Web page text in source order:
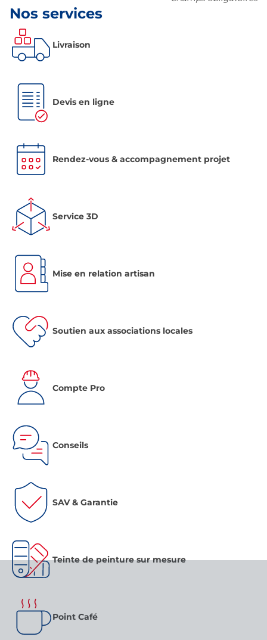
Nos services
Livraison
Devis en ligne
Rendez-vous & accompagnement projet
Service 3D
Mise en relation artisan
Soutien aux associations locales
Compte Pro
Conseils
SAV & Garantie
Teinte de peinture sur mesure
Point Café